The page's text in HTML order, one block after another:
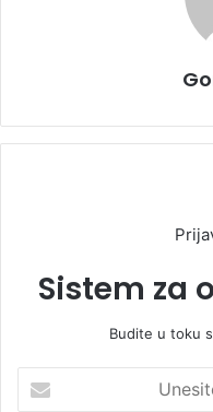
Sistem za
Budite u toku